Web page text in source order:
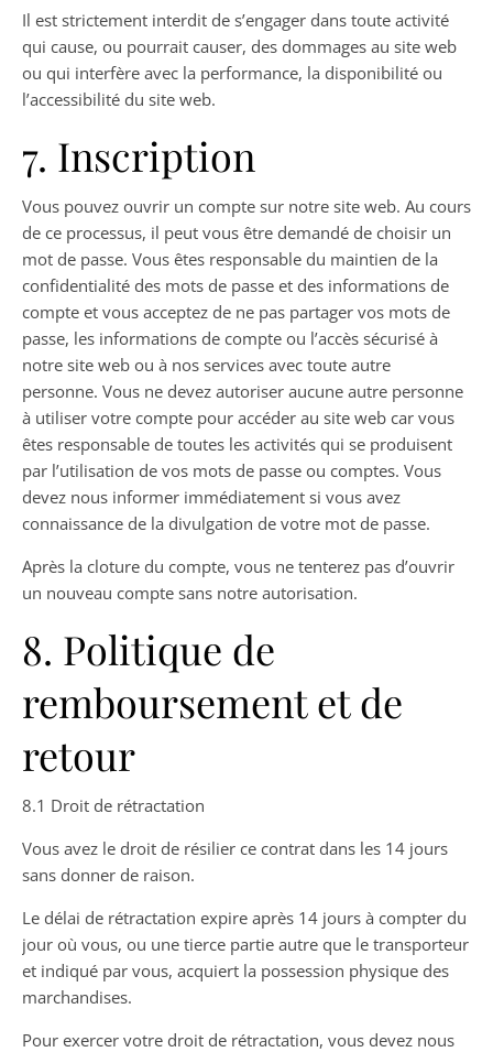
Il est strictement interdit de s’engager dans toute activité
qui cause, ou pourrait causer, des dommages au site web
ou qui interfère avec la performance, la disponibilité ou
l’accessibilité du site web.
7. Inscription
Vous pouvez ouvrir un compte sur notre site web. Au cours
de ce processus, il peut vous être demandé de choisir un
mot de passe. Vous êtes responsable du maintien de la
confidentialité des mots de passe et des informations de
compte et vous acceptez de ne pas partager vos mots de
passe, les informations de compte ou l’accès sécurisé à
notre site web ou à nos services avec toute autre
personne. Vous ne devez autoriser aucune autre personne
à utiliser votre compte pour accéder au site web car vous
êtes responsable de toutes les activités qui se produisent
par l’utilisation de vos mots de passe ou comptes. Vous
devez nous informer immédiatement si vous avez
connaissance de la divulgation de votre mot de passe.
Après la cloture du compte, vous ne tenterez pas d’ouvrir
un nouveau compte sans notre autorisation.
8. Politique de
remboursement et de
retour
8.1 Droit de rétractation
Vous avez le droit de résilier ce contrat dans les 14 jours
sans donner de raison.
Le délai de rétractation expire après 14 jours à compter du
jour où vous, ou une tierce partie autre que le transporteur
et indiqué par vous, acquiert la possession physique des
marchandises.
Pour exercer votre droit de rétractation, vous devez nous